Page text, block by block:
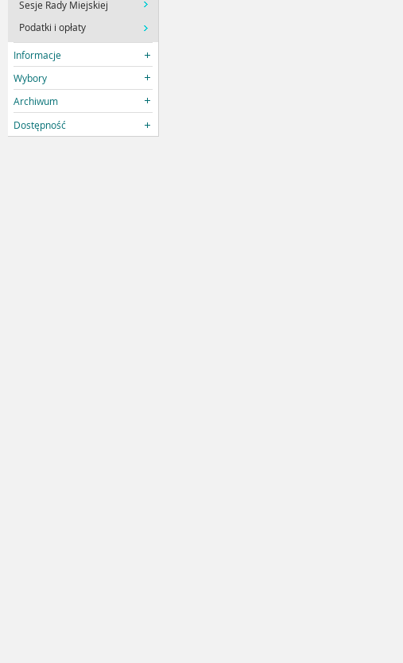
Sesje Rady Miejskiej
Podatki i opłaty
Informacje
Wybory
Archiwum
Dostępność